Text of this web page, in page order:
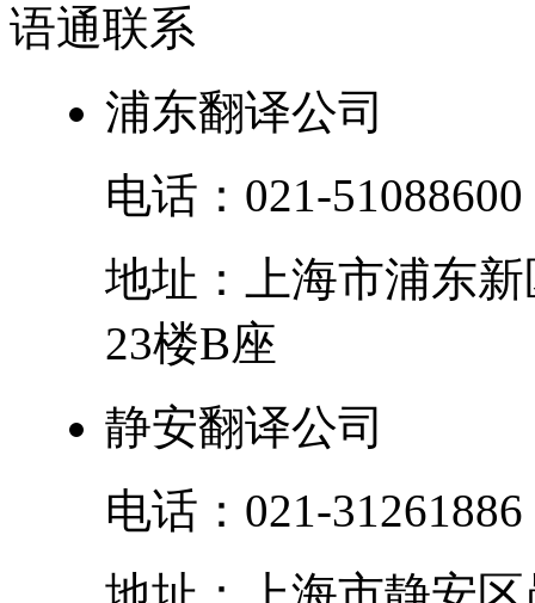
语通联系
浦东翻译公司
电话： 021-51088600
地址：
上海市浦东新
23楼B座
静安翻译公司
电话： 021-31261886